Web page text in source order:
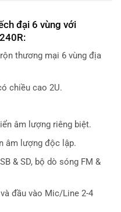
đại 6 vùng với
thương mại 6 vùng địa
chiều cao 2U.
âm lượng riêng biệt.
âm lượng độc lập.
& SD, bộ dò sóng FM &
đầu vào Mic/Line 2-4